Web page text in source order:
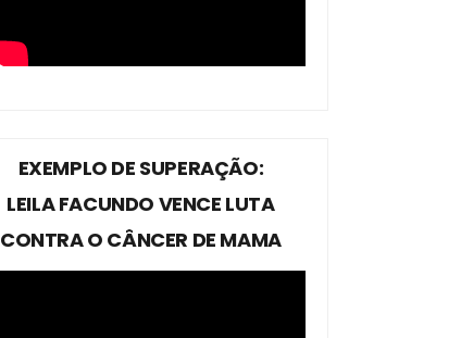
EXEMPLO DE SUPERAÇÃO:
LEILA FACUNDO VENCE LUTA
CONTRA O CÂNCER DE MAMA